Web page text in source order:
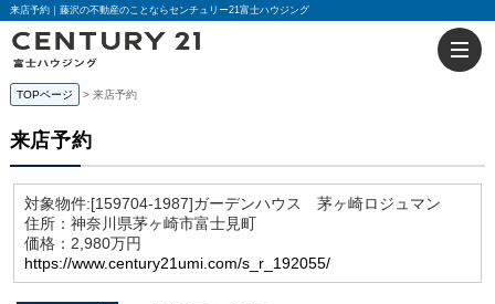
来店予約｜藤沢の不動産のことならセンチュリー21富士ハウジング
TOPページ 来店予約
来店予約
対象物件:[159704-1987]ガーデンハウス 茅ヶ崎ロジュマン
住所：神奈川県茅ヶ崎市富士見町
価格：2,980万円
https://www.century21umi.com/s_r_192055/